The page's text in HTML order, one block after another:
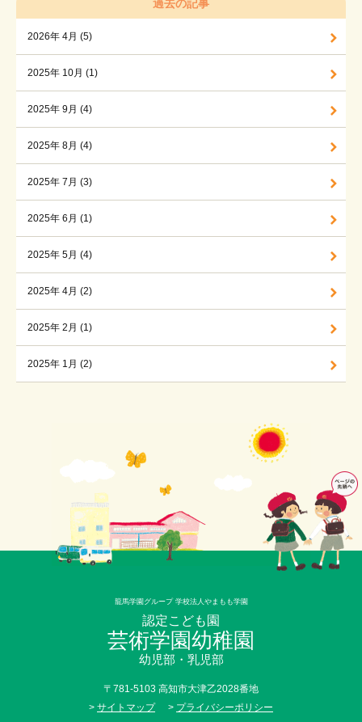
過去の記事
2026年 4月 (5)
2025年 10月 (1)
2025年 9月 (4)
2025年 8月 (4)
2025年 7月 (3)
2025年 6月 (1)
2025年 5月 (4)
2025年 4月 (2)
2025年 2月 (1)
2025年 1月 (2)
龍馬学園グループ 学校法人やまもも学園
認定こども園
芸術学園幼稚園
幼児部・乳児部
〒781-5103 高知市大津乙2028番地
> サイトマップ > プライバシーポリシー